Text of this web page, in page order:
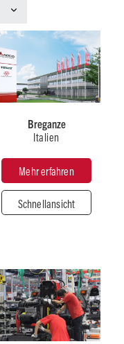
Breganze
Italien
Mehr erfahren
Schnellansicht
Italien
Mähdrescher
Anzahl
Gesamtfläche
25
Hektar
China